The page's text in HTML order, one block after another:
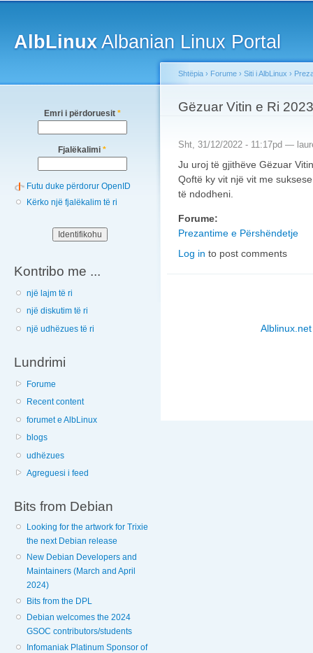
AlbLinuxAlbanian Linux Portal
Emri i përdoruesit *
Fjalëkalimi *
Futu duke përdorur OpenID
Kërko një fjalëkalim të ri
Kontribo me ...
një lajm të ri
një diskutim të ri
një udhëzues të ri
Lundrimi
Forume
Recent content
forumet e AlbLinux
blogs
udhëzues
Agreguesi i feed
Bits from Debian
Looking for the artwork for Trixie
the next Debian release
New Debian Developers and
Maintainers (March and April
2024)
Bits from the DPL
Debian welcomes the 2024
GSOC contributors/students
Infomaniak Platinum Sponsor of
You are here
Shtëpia › Forume › Siti i AlbLinux ›
Gëzuar Vitin e Ri
Sht, 31/12/2022 - 11:17pd —
Ju uroj të gjithëve Gëzuar
Qoftë ky vit një vit me
të ndodheni.
Forume:
Prezantime e Përshëndetje
Log in to post comments
Alblinux.net